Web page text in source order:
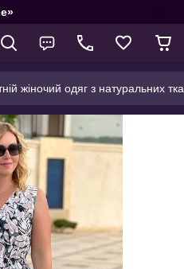
жіночий одяг з натуральних